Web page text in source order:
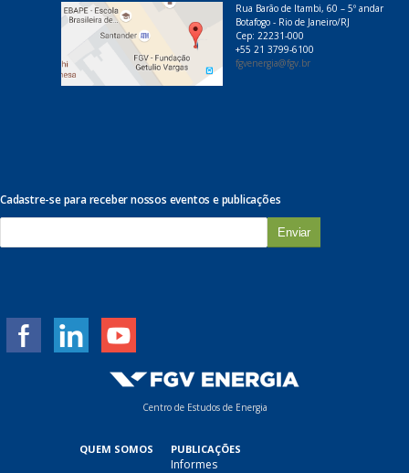
Rua Barão de Itambi, 60 – 5º andar
Botafogo - Rio de Janeiro/RJ
Cep: 22231-000
+55 21 3799-6100
fgvenergia@fgv.br
Cadastre-se para receber nossos eventos e publicações
m
Centro de Estudos de Energia
QUEM SOMOS PUBLICAÇÕES
Informes